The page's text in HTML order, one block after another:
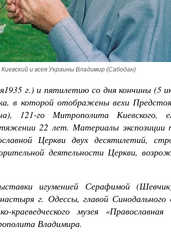
и всея Украины Владимир (Сабодан)
г.) и пятилетию со дня кончины (5
в которой отображены вехи
121-го Митрополита Киевского,
22 лет. Материалы экспозиции
Церкви двух десятилетий,
деятельности Церкви,
игуменией Серафимой
г. Одессы, главой
музея
Владимира.